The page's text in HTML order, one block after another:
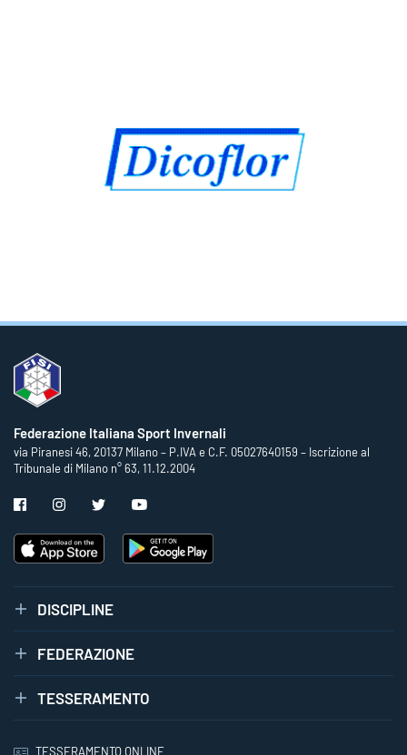
Federazione Italiana Sport Invernali
via Piranesi 46, 20137 Milano – P.IVA e C.F. 05027640159 – Iscrizione al
Tribunale di Milano n° 63, 11.12.2004
DISCIPLINE
FEDERAZIONE
TESSERAMENTO
TESSERAMENTO ONLINE